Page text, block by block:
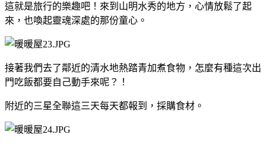
這就是旅行的樂趣吧！來到山明水秀的地方，心情放鬆了起
來，也喚起靈魂深處的那份童心。
接著我們去了鄰近的清水地熱踏青加煮食物，怎麼有種這次出
門吃飯都要自己動手來呢？！
附近的三星全聯這三天每天都報到，採購食材。